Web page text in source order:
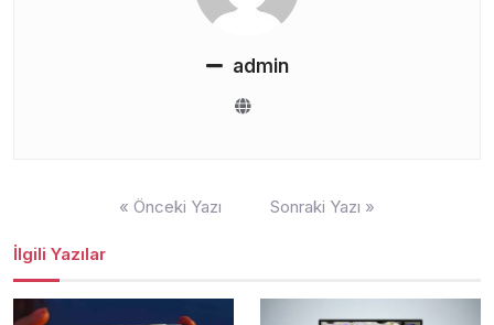
admin
« Önceki Yazı Sonraki Yazı »
İlgili Yazılar